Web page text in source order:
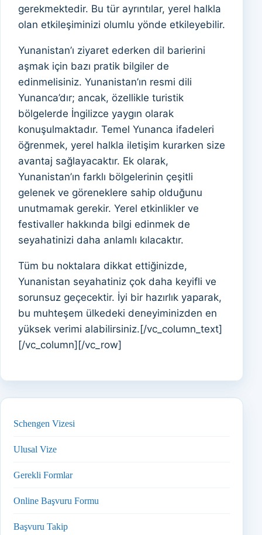
Schengen Vizesi
Ulusal Vize
Gerekli Formlar
Online Başvuru Formu
Başvuru Takip
gerekmektedir. Bu tür ayrıntılar, yerel halkla
olan etkileşiminizi olumlu yönde etkileyebilir.
Yunanistan’ı ziyaret ederken dil barierini
aşmak için bazı pratik bilgiler de
edinmelisiniz. Yunanistan’ın resmi dili
Yunanca’dır; ancak, özellikle turistik
bölgelerde İngilizce yaygın olarak
konuşulmaktadır. Temel Yunanca ifadeleri
öğrenmek, yerel halkla iletişim kurarken size
avantaj sağlayacaktır. Ek olarak,
Yunanistan’ın farklı bölgelerinin çeşitli
gelenek ve göreneklere sahip olduğunu
unutmamak gerekir. Yerel etkinlikler ve
festivaller hakkında bilgi edinmek de
seyahatinizi daha anlamlı kılacaktır.
Tüm bu noktalara dikkat ettiğinizde,
Yunanistan seyahatiniz çok daha keyifli ve
sorunsuz geçecektir. İyi bir hazırlık yaparak,
bu muhteşem ülkedeki deneyiminizden en
yüksek verimi alabilirsiniz.[/vc_column_text]
[/vc_column][/vc_row]